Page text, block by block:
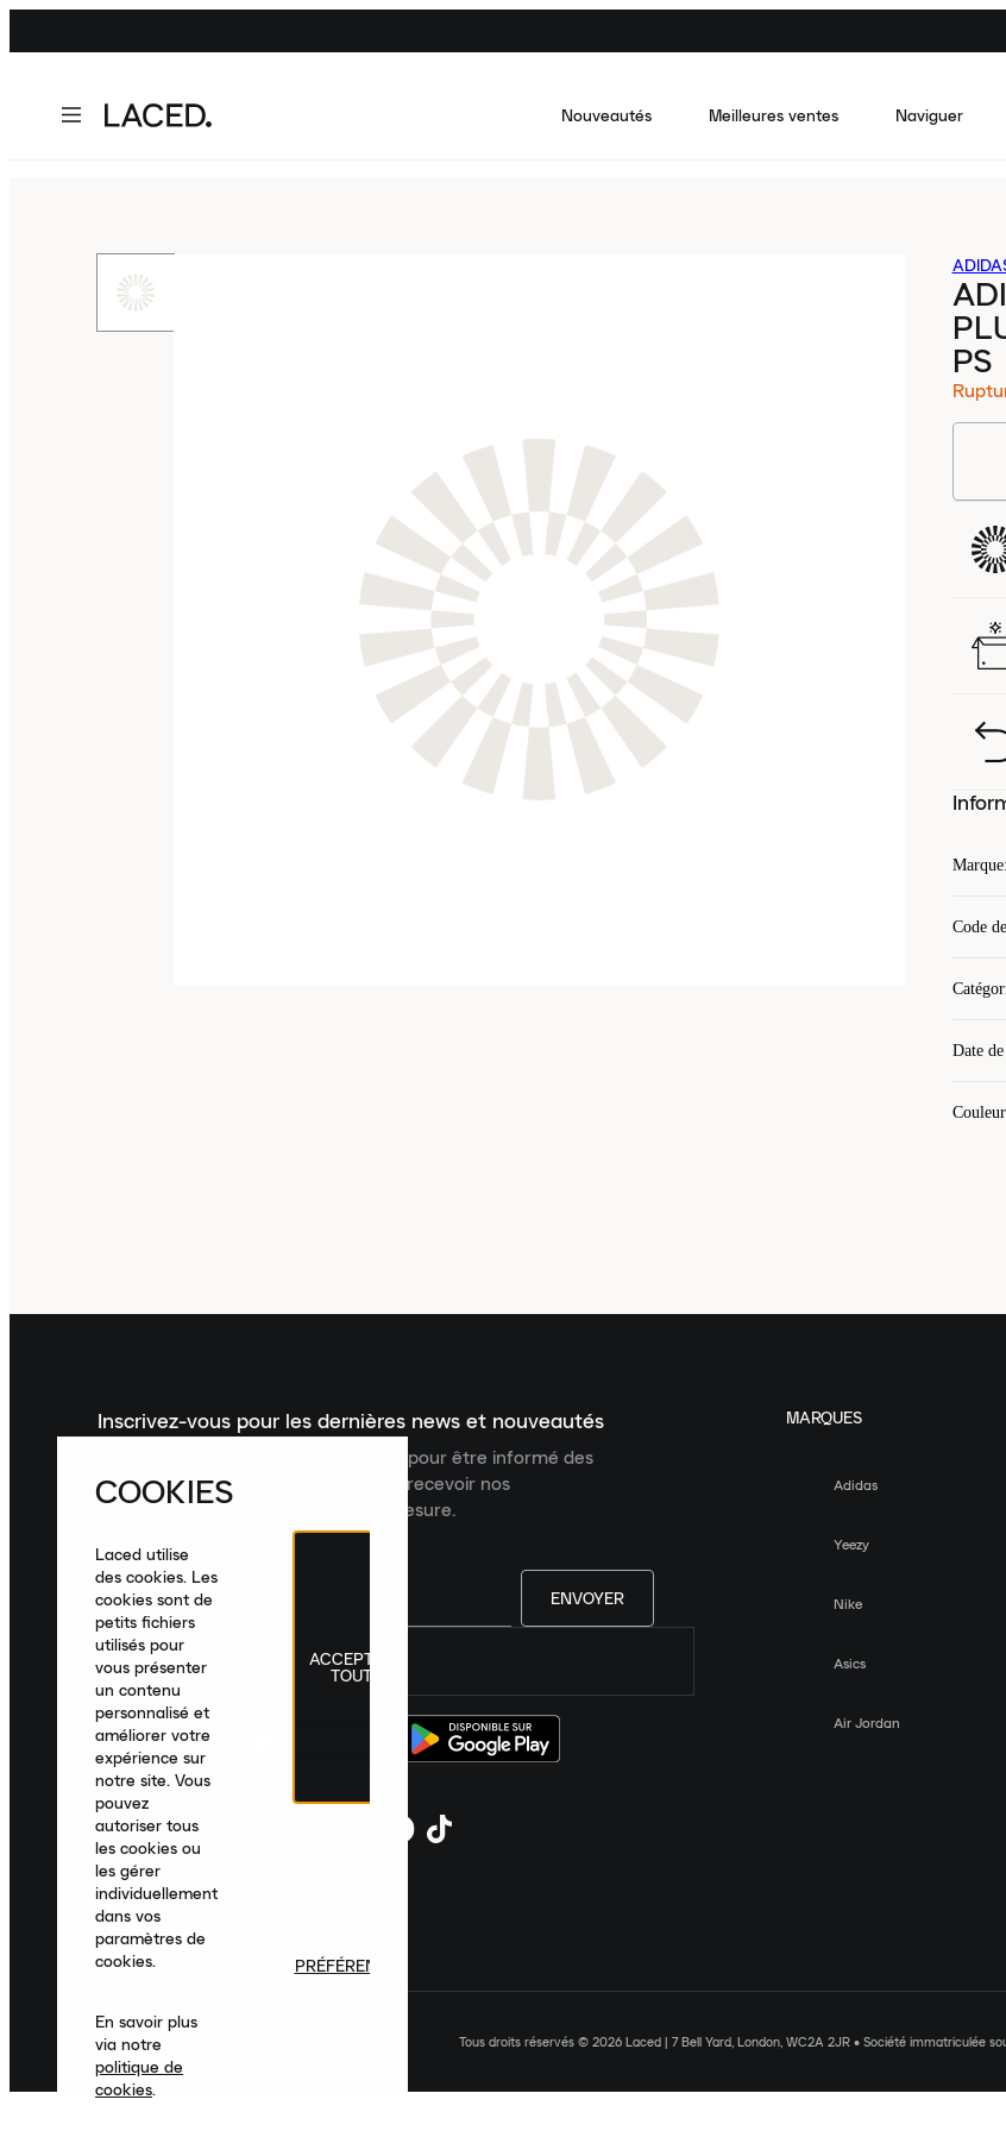
Nouveautés Meilleures ventes Naviguer
PS
Marque:
Code
Date
Couleur
Inscrivez-vous pour les dernières news et nouveautés
Inscrivez-vous à la newsletter Laced pour être informé des
dernières nouveautés, collections et recevoir nos
recommandations de produits sur mesure.
ENVOYER
France|Français
MARQUES
Adidas
Yeezy
Nike
Asics
Air Jordan
Tous droits réservés © 2026 Laced | 7 Bell Yard, London, WC2A 2JR • Société immatriculée
COOKIES
Laced utilise
des cookies. Les
cookies sont de
petits fichiers
utilisés pour
vous présenter
un contenu
personnalisé et
améliorer votre
expérience sur
notre site. Vous
pouvez
autoriser tous
les cookies ou
les gérer
individuellement
dans vos
paramètres de
cookies.
En savoir plus
via notre
politique de
cookies.
ACCEPTER
TOUT
PRÉFÉRENCES